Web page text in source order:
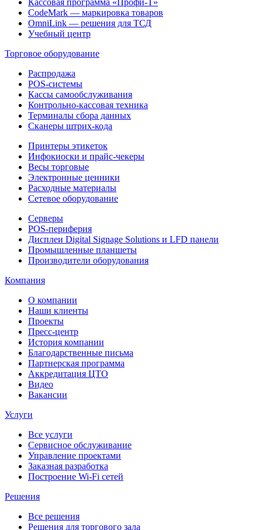
Кассовая программа «Профи-Т»
CodeMark — маркировка товаров
OmniLink — решения для ТСД
Учебный центр
Торговое оборудование
Распродажа
POS-системы
Кассы самообслуживания
Контрольно-кассовая техника
Терминалы сбора данных
Сканеры штрих-кода
Принтеры этикеток
Инфокиоски и прайс-чекеры
Весы торговые
Электронные ценники
Расходные материалы
Сетевое оборудование
Серверы
POS-периферия
Дисплеи Digital Signage Solutions и LFD панели
Промышленные планшеты
Производители оборудования
Компания
О компании
Наши клиенты
Проекты
Пресс-центр
История компании
Благодарственные письма
Партнерская программа
Аккредитация ЦТО
Видео
Вакансии
Услуги
Все услуги
Сервисное обслуживание
Управление проектами
Заказная разработка
Построение Wi-Fi сетей
Решения
Все решения
Решения для торгового зала